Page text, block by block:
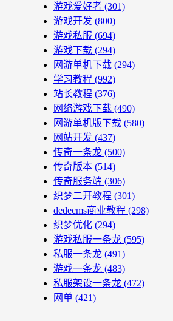
游戏爱好者 (301)
游戏开发 (800)
游戏私服 (694)
游戏下载 (294)
网游单机下载 (294)
学习教程 (992)
站长教程 (376)
网络游戏下载 (490)
网游单机版下载 (580)
网站开发 (437)
传奇一条龙 (500)
传奇版本 (514)
传奇服务端 (306)
织梦二开教程 (301)
dedecms商业教程 (298)
织梦优化 (294)
游戏私服一条龙 (595)
私服一条龙 (491)
游戏一条龙 (483)
私服架设一条龙 (472)
网单 (421)